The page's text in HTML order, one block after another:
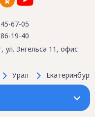
67-05
19-40
ул. Энгельса 11, офис
Урал Екатеринбург